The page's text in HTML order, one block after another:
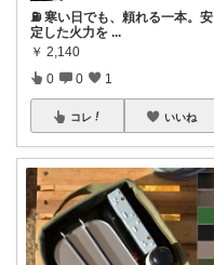
⛽ 寒い日でも、頼れる一本。安
定した火力を ...
￥ 2,140
0 0 1
コレ いいね